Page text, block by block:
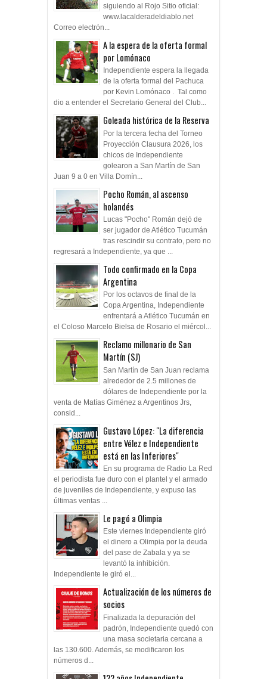
siguiendo al Rojo Sitio oficial:
www.lacalderadeldiablo.net
Correo electrón...
A la espera de la oferta formal
por Lomónaco
Independiente espera la llegada
de la oferta formal del Pachuca
por Kevin Lomónaco . Tal como
dio a entender el Secretario General del Club...
Goleada histórica de la Reserva
Por la tercera fecha del Torneo
Proyección Clausura 2026, los
chicos de Independiente
golearon a San Martín de San
Juan 9 a 0 en Villa Domín...
Pocho Román, al ascenso
holandés
Lucas "Pocho" Román dejó de
ser jugador de Atlético Tucumán
tras rescindir su contrato, pero no
regresará a Independiente, ya que ...
Todo confirmado en la Copa
Argentina
Por los octavos de final de la
Copa Argentina, Independiente
enfrentará a Atlético Tucumán en
el Coloso Marcelo Bielsa de Rosario el miércol...
Reclamo millonario de San
Martín (SJ)
San Martín de San Juan reclama
alrededor de 2.5 millones de
dólares de Independiente por la
venta de Matías Giménez a Argentinos Jrs,
consid...
Gustavo López: "La diferencia
entre Vélez e Independiente
está en las Inferiores"
En su programa de Radio La Red
el periodista fue duro con el plantel y el armado
de juveniles de Independiente, y expuso las
últimas ventas ...
Le pagó a Olimpia
Este viernes Independiente giró
el dinero a Olimpia por la deuda
del pase de Zabala y ya se
levantó la inhibición.
Independiente le giró el...
Actualización de los números de
socios
Finalizada la depuración del
padrón, Independiente quedó con
una masa societaria cercana a
las 130.600. Además, se modificaron los
números d...